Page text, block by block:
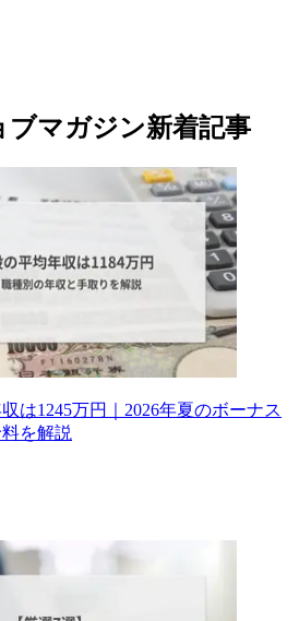
マガジン新着記事
は1245万円｜2026年夏のボーナス
を解説